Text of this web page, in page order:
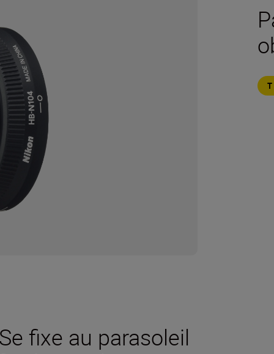
fixe au parasoleil